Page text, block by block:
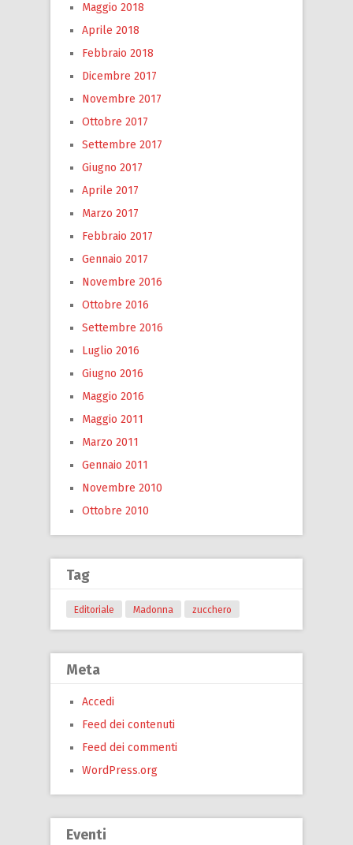
Maggio 2018
Aprile 2018
Febbraio 2018
Dicembre 2017
Novembre 2017
Ottobre 2017
Settembre 2017
Giugno 2017
Aprile 2017
Marzo 2017
Febbraio 2017
Gennaio 2017
Novembre 2016
Ottobre 2016
Settembre 2016
Luglio 2016
Giugno 2016
Maggio 2016
Maggio 2011
Marzo 2011
Gennaio 2011
Novembre 2010
Ottobre 2010
Tag
Editoriale Madonna zucchero
Meta
Accedi
Feed dei contenuti
Feed dei commenti
WordPress.org
Eventi